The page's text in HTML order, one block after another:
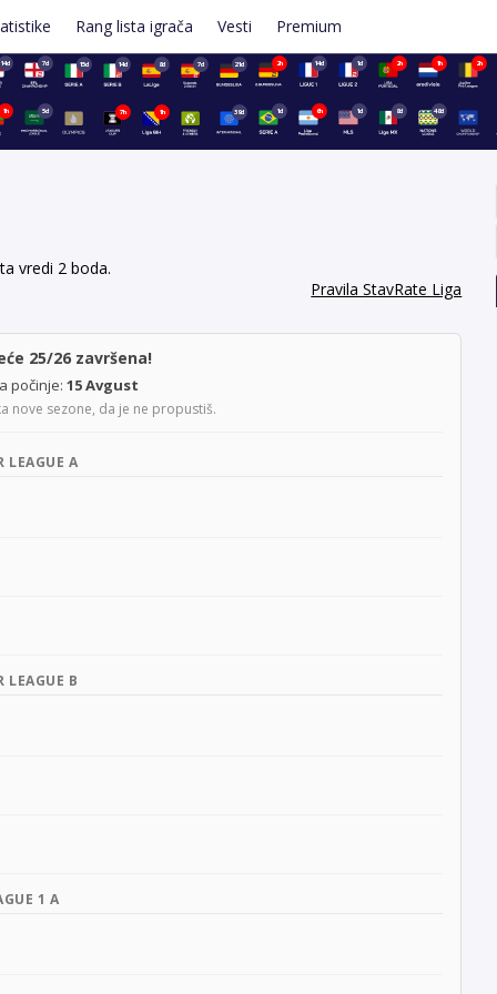
Rang lista igrača Vesti Premium
14d 7d 15d 14d 8d 7d 21d 2h 14d 1d 2h 1h 2h
1h 5d 7h 1h 39d 1d 6h 1d 8d 48d
vredi 2 boda.
Pravila StavRate Liga
25/26 završena!
počinje: 15 Avgust
nove sezone, da je ne propustiš.
LEAGUE A
LEAGUE B
1 A